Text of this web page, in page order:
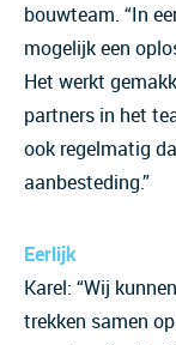
bouwteam. “In
mogelijk een
Het werkt
partners in het
ook regelmatig
aanbesteding.”
Eerlijk
Karel: “Wij
trekken samen